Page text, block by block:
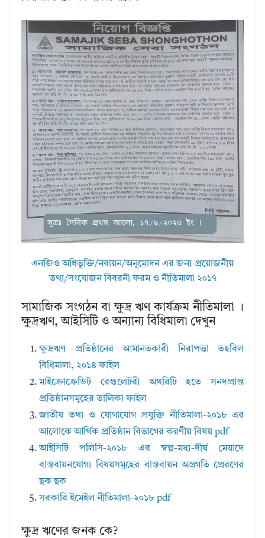
এনজিও অধিভূক্তি/নবায়ন/অনুমোদন এর জন্য প্রয়োজনীয়
তথ্য/সংযোজন বিবরনী ফরম ও নীতিমালা ২০১৭
সামাজিক সংগঠন বা ক্ষুদ্র ঋণ কার্যক্রম নীতিমালা ।
ক্ষুদ্রঋণ, আইসিটি ও অন্যান্য বিধিমালা দেখুন
ক্ষুদ্রঋণ প্রতিষ্ঠানের আমানতকারী নিরাপত্তা তহবিল
বিধিমালা, ২০১৪ ফাইল
মাইক্রোক্রেডিট রেগুলেটরী অথরিটি হতে সনদপ্রাপ্ত
প্রতিষ্ঠানসমূহের তালিকা ফাইল
জাতীয় তথ্য ও যোগাযোগ প্রযুক্তি নীতিমালা-২০১৮ এর
আলোকে আর্থিক প্রতিষ্ঠান বিভাগের করণীয় বিষয় pdf
আইসিটি পলিসি-২০১৮ এর স্বল্প-মধ্য-দীর্ঘ মেয়াদে
বাস্তবায়নযোগ্য বিষয়সমুহের বাস্তবায়ন অগ্রগতি প্রেরণের
ছক ছক
সরকারি ইমেইল নীতিমালা-২০১৮ pdf
ক্ষুদ্র ঋণের জনক কে?